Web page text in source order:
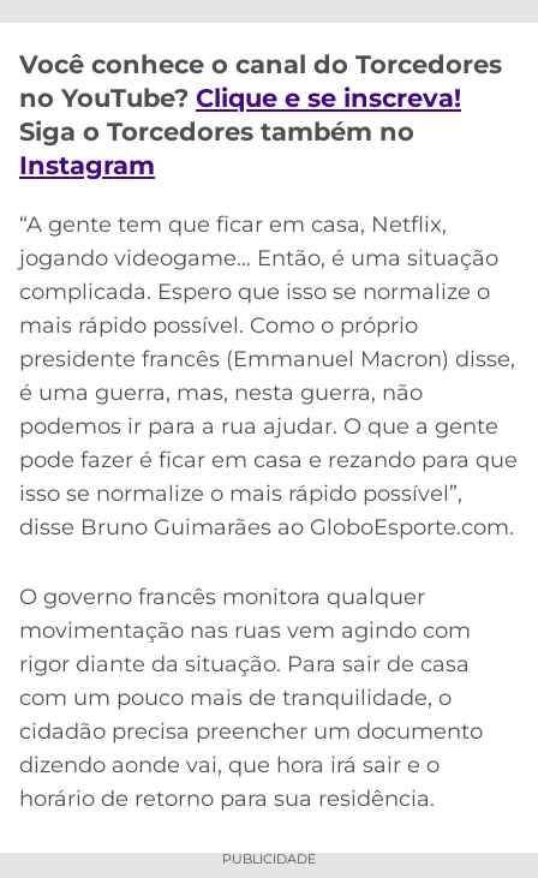
CASSINOS
2026
GRÊMIO
ATLÉTICO
MG
CRUZEIRO
LALIGA
Você conhece o canal do Torcedores
no YouTube? Clique e se inscreva!
Siga o Torcedores também no
Instagram
“A gente tem que ficar em casa, Netflix,
jogando videogame… Então, é uma situação
complicada. Espero que isso se normalize o
mais rápido possível. Como o próprio
presidente francês (Emmanuel Macron) disse,
é uma guerra, mas, nesta guerra, não
podemos ir para a rua ajudar. O que a gente
pode fazer é ficar em casa e rezando para que
isso se normalize o mais rápido possível”,
disse Bruno Guimarães ao GloboEsporte.com.
O governo francês monitora qualquer
movimentação nas ruas vem agindo com
rigor diante da situação. Para sair de casa
com um pouco mais de tranquilidade, o
cidadão precisa preencher um documento
dizendo aonde vai, que hora irá sair e o
horário de retorno para sua residência.
PUBLICIDADE